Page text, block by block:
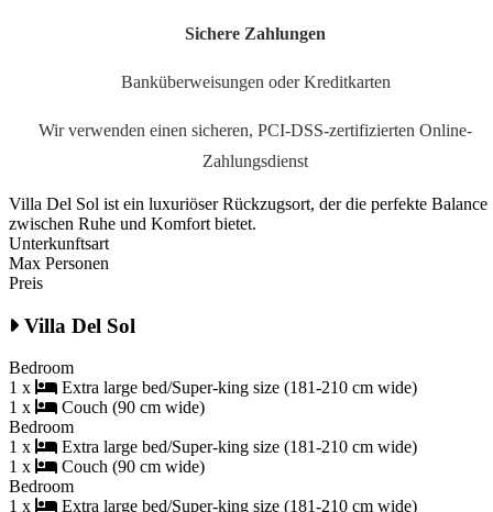
Sichere Zahlungen
Banküberweisungen oder Kreditkarten
Wir verwenden einen sicheren, PCI-DSS-zertifizierten Online-
Zahlungsdienst
Villa Del Sol ist ein luxuriöser Rückzugsort, der die perfekte Balance
zwischen Ruhe und Komfort bietet.
Unterkunftsart
Max Personen
Preis
Villa Del Sol
Bedroom
1 x
Extra large bed/Super-king size (181-210 cm wide)
1 x
Couch (90 cm wide)
Bedroom
1 x
Extra large bed/Super-king size (181-210 cm wide)
1 x
Couch (90 cm wide)
Bedroom
1 x
Extra large bed/Super-king size (181-210 cm wide)